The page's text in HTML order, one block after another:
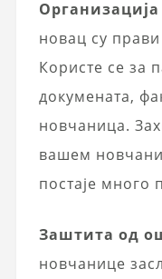
новац су
Користе се за
докумената,
новчаница.
вашем
постаје много
Заштита од
новчанице